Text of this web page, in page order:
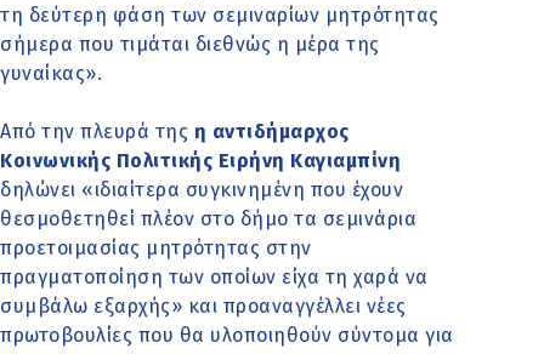
τη δεύτερη φάση των σεμιναρίων μητρότητας
σήμερα που τιμάται διεθνώς η μέρα της
γυναίκας».
Από την πλευρά της η αντιδήμαρχος
Κοινωνικής Πολιτικής Ειρήνη Καγιαμπίνη
δηλώνει «ιδιαίτερα συγκινημένη που έχουν
θεσμοθετηθεί πλέον στο δήμο τα σεμινάρια
προετοιμασίας μητρότητας στην
πραγματοποίηση των οποίων είχα τη χαρά να
συμβάλω εξαρχής» και προαναγγέλλει νέες
πρωτοβουλίες που θα υλοποιηθούν σύντομα για